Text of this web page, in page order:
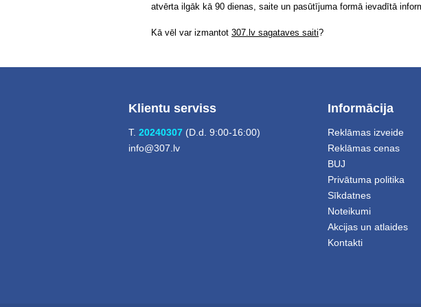
atvērta ilgāk kā 90 dienas, saite un pasūtījuma formā ievadītā
Kā vēl var izmantot 307.lv sagataves saiti?
Klientu serviss
T. 20240307 (D.d. 9:00-16:00)
info@307.lv
Informācija
Reklāmas izveide
Reklāmas cenas
BUJ
Privātuma politika
Sīkdatnes
Noteikumi
Akcijas un atlaides
Kontakti